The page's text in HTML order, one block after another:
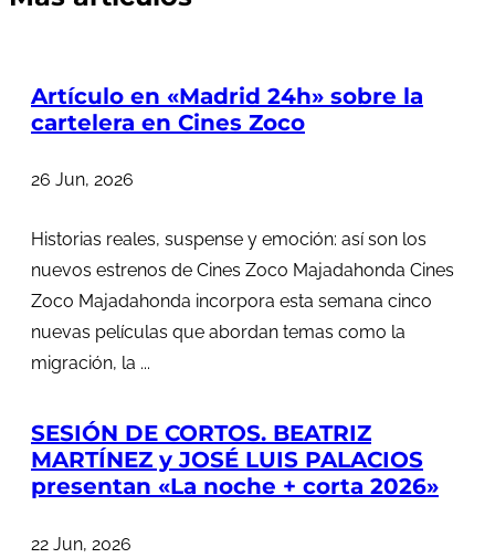
Artículo en «Madrid 24h» sobre la
cartelera en Cines Zoco
26 Jun, 2026
Historias reales, suspense y emoción: así son los
nuevos estrenos de Cines Zoco Majadahonda Cines
Zoco Majadahonda incorpora esta semana cinco
nuevas películas que abordan temas como la
migración, la ...
SESIÓN DE CORTOS. BEATRIZ
MARTÍNEZ y JOSÉ LUIS PALACIOS
presentan «La noche + corta 2026»
22 Jun, 2026